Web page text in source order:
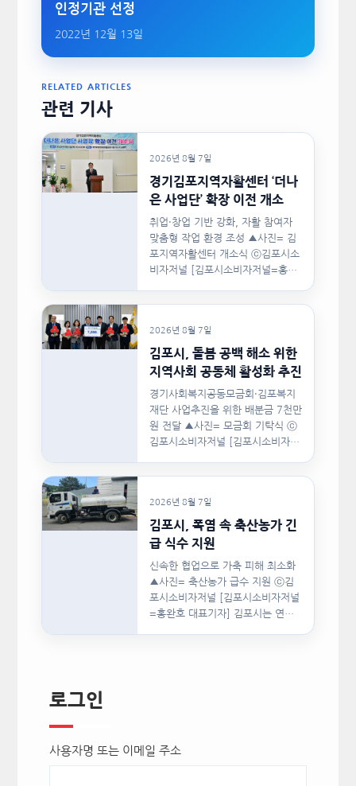
인정기관 선정
2022년 12월 13일
RELATED ARTICLES
관련 기사
2026년 8월 7일
경기김포지역자활센터 ‘더나
은 사업단’ 확장 이전 개소
취업·창업 기반 강화, 자활 참여자
맞춤형 작업 환경 조성 ▲사진= 김
포지역자활센터 개소식 ⓒ김포시소
비자저널 [김포시소비자저널=홍완
는 지난…
2026년 8월 7일
김포시, 돌봄 공백 해소 위한
지역사회 공동체 활성화 추진
경기사회복지공동모금회·김포복지
재단 사업추진을 위한 배분금 7천만
원 전달 ▲사진= 모금회 기탁식 ⓒ
김포시소비자저널 [김포시소비자저
기사회복지공동모금회, 김포복지재
2026년 8월 7일
김포시, 폭염 속 축산농가 긴
급 식수 지원
신속한 협업으로 가축 피해 최소화
▲사진= 축산농가 급수 지원 ⓒ김
포시소비자저널 [김포시소비자저널
=홍완호 대표기자] 김포시는 연일
로그인
사용자명 또는 이메일 주소